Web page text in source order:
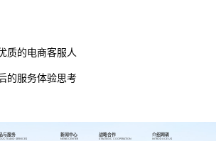
质的电商客服人
的服务体验思考
与服务
AND SERVICES
新闻中心
NEWS CENTER
战略合作
STRATEGIC COOPERATION
介绍网萌
INTRODUCE US